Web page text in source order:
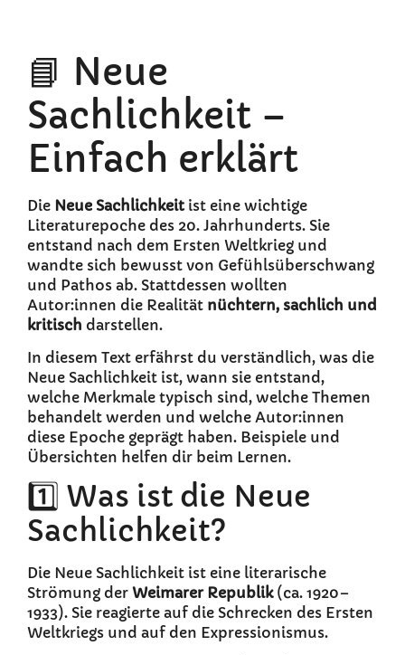
📘 Neue
Sachlichkeit –
Einfach erklärt
Die Neue Sachlichkeitist eine wichtige
Literaturepoche des 20. Jahrhunderts. Sie
entstand nach dem Ersten Weltkrieg und
wandte sich bewusst von Gefühlsüberschwang
und Pathos ab. Stattdessen wollten
Autor:innen die Realität nüchtern, sachlich und
kritisch darstellen.
In diesem Text erfährst du verständlich, was die
Neue Sachlichkeit ist, wann sie entstand,
welche Merkmale typisch sind, welche Themen
behandelt werden und welche Autor:innen
diese Epoche geprägt haben. Beispiele und
Übersichten helfen dir beim Lernen.
1️⃣ Was ist die Neue
Sachlichkeit?
Die Neue Sachlichkeit ist eine literarische
Strömung der Weimarer Republik(ca. 1920–
1933). Sie reagierte auf die Schrecken des Ersten
Weltkriegs und auf den Expressionismus.